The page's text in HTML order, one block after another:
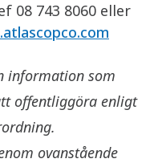
08 743 8060 eller
information som
offentliggöra enligt
ovanstående